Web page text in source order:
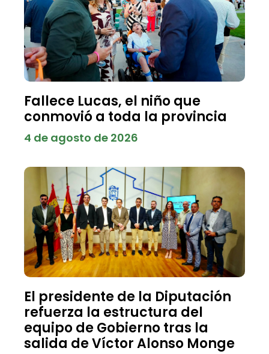
Fallece Lucas, el niño que
conmovió a toda la provincia
4 de agosto de 2026
El presidente de la Diputación
refuerza la estructura del
equipo de Gobierno tras la
salida de Víctor Alonso Monge